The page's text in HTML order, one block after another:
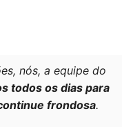
nós, a equipe do
todos os dias para
frondosa.